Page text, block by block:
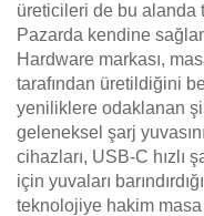
üreticileri de bu alanda
Pazarda kendine
Hardware markası,
tarafından üretildiğini
yeniliklere odaklanan
geleneksel şarj
cihazları, USB-C hızlı
için yuvaları
teknolojiye hakim masa